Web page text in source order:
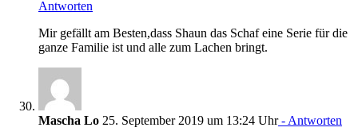
Antworten
Mir gefällt am Besten,dass Shaun das Schaf eine Serie für die
ganze Familie ist und alle zum Lachen bringt.
Mascha Lo 25. September 2019 um 13:24 Uhr- Antworten